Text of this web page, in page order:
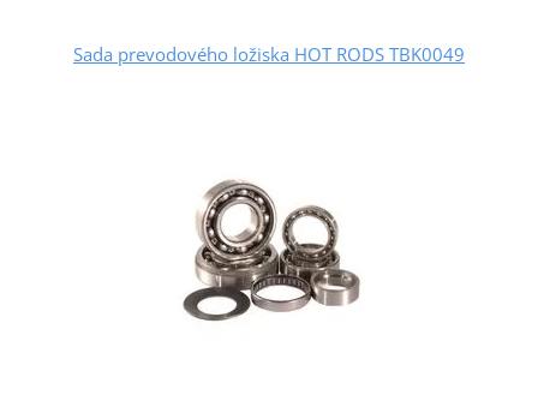
Sada prevodového ložiska HOT RODS TBK0049